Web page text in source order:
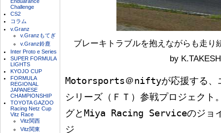
Challenge
CS2
コラム
v.Granz
v.Granzもてぎ
v.Granz鈴鹿
Inter Proto e Series
SUPER FORMULA
LIGHTS
KYOJO CUP
FORMULA
REGIONAL
JAPANESE
CHAMPIONSHIP
TOYOTA GAZOO
Racing Netz Cup
Vitz Race
Vitz関西
Vitz関東
ブレーキトラブルを抱えながらも走
by
Motorsports＠niftyが応援する、
シリーズ（ＦＴ）参戦プロジェクト
グとMiya Racing Serviceのジョ
ジ